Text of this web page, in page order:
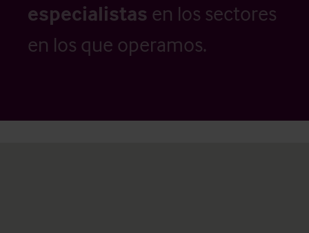
especialistas en los sectores
en los que operamos.